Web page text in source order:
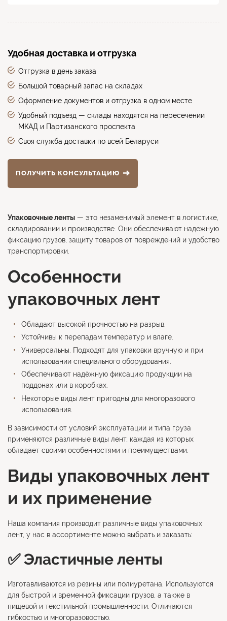
Удобная доставка и отгрузка
Отгрузка в день заказа
Большой товарный запас на складах
Оформление документов и отгрузка в одном месте
Удобный подъезд — склады находятся на пересечении
МКАД и Партизанского проспекта
Своя служба доставки по всей Беларуси
ПОЛУЧИТЬ КОНСУЛЬТАЦИЮ
Упаковочные ленты — это незаменимый элемент в логистике,
складировании и производстве. Они обеспечивают надежную
фиксацию грузов, защиту товаров от повреждений и удобство
транспортировки.
Особенности
упаковочных лент
Обладают высокой прочностью на разрыв.
Устойчивы к перепадам температур и влаге.
Универсальны. Подходят для упаковки вручную и при
использовании специального оборудования.
Обеспечивают надёжную фиксацию продукции на
поддонах или в коробках.
Некоторые виды лент пригодны для многоразового
использования.
В зависимости от условий эксплуатации и типа груза
применяются различные виды лент, каждая из которых
обладает своими особенностями и преимуществами.
Виды упаковочных лент
и их применение
Наша компания производит различные виды упаковочных
лент, у нас в ассортименте можно выбрать и заказать:
✅ Эластичные ленты
Изготавливаются из резины или полиуретана. Используются
для быстрой и временной фиксации грузов, а также в
пищевой и текстильной промышленности. Отличаются
гибкостью и многоразовостью.